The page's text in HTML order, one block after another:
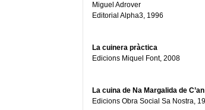
Miguel Adrover
Editorial Alpha3, 1996
La cuinera pràctica
Edicions Miquel Font, 2008
La cuina de Na Margalida de
Edicions Obra Social Sa Nostra,